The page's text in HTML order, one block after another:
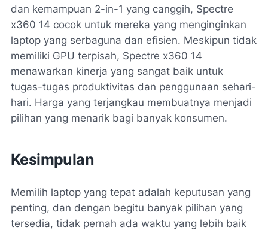
dan kemampuan 2-in-1 yang canggih, Spectre
x360 14 cocok untuk mereka yang menginginkan
laptop yang serbaguna dan efisien. Meskipun tidak
memiliki GPU terpisah, Spectre x360 14
menawarkan kinerja yang sangat baik untuk
tugas-tugas produktivitas dan penggunaan sehari-
hari. Harga yang terjangkau membuatnya menjadi
pilihan yang menarik bagi banyak konsumen.
Kesimpulan
Memilih laptop yang tepat adalah keputusan yang
penting, dan dengan begitu banyak pilihan yang
tersedia, tidak pernah ada waktu yang lebih baik